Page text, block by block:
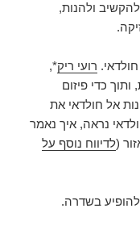
ולהנות,
רועי ריק*,
כדי פיזום
אל חולדאי את
נראה, איך נאמר
(לדיווח נוסף על
בשדרה.